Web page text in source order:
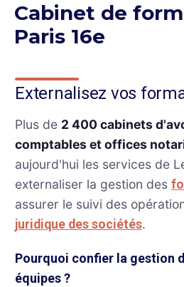
Cabinet de
Paris 16e
Externalisez vos
Plus de 2 400 cabinets
comptables et offices
aujourd'hui les services de
externaliser la gestion des
assurer le suivi des
juridique des sociétés.
Pourquoi confier la gestion
équipes ?